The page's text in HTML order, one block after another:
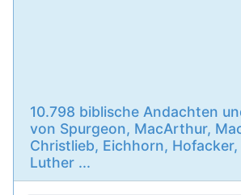
10.798 biblische Andachten
von Spurgeon, MacArthur,
Christlieb, Eichhorn,
Luther ...